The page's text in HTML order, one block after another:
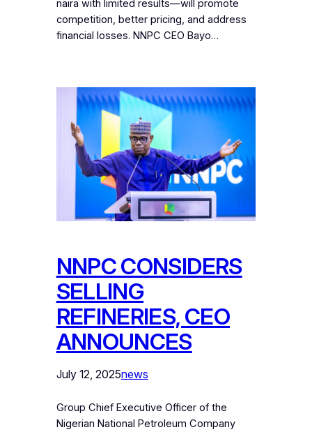
naira with limited results—will promote
competition, better pricing, and address
financial losses. NNPC CEO Bayo…
NNPC CONSIDERS
SELLING
REFINERIES, CEO
ANNOUNCES
July 12, 2025news
Group Chief Executive Officer of the
Nigerian National Petroleum Company